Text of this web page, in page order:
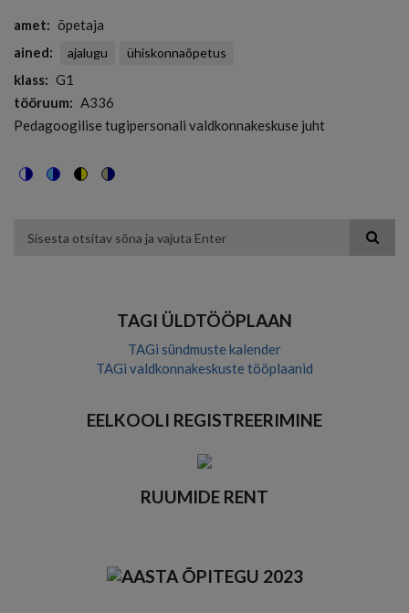
amet
õpetaja
ained
ajalugu ühiskonnaõpetus
klass
G1
tööruum
A336
Pedagoogilise tugipersonali valdkonnakeskuse juht
theme
TAGI ÜLDTÖÖPLAAN
TAGi sündmuste kalender
TAGi valdkonnakeskuste tööplaanid
EELKOOLI REGISTREERIMINE
RUUMIDE RENT